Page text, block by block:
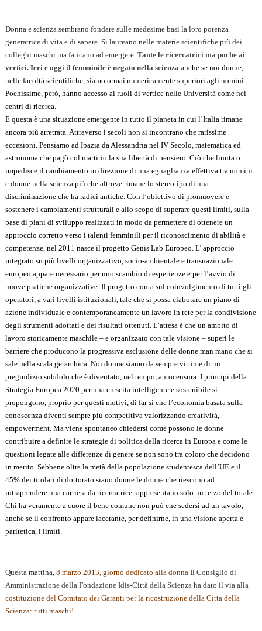
Donna e scienza sembrano fondare sulle medesime basi la loro potenza
generatrice di vita e di sapere. Si laureano nelle materie scientifiche più dei
colleghi maschi ma faticano ad emergere.Tante le ricercatrici ma poche ai
vertici. Ieri e oggi il femminile è negato nella scienza anche se noi donne,
nelle facoltà scientifiche, siamo ormai numericamente superiori agli uomini.
Pochissime, però, hanno accesso ai ruoli di vertice nelle Università come nei
centri di ricerca.
E questa è una situazione emergente in tutto il pianeta in cui l’Italia rimane
ancora più arretrata. Attraverso i secoli non si incontrano che rarissime
eccezioni. Pensiamo ad Ipazia da Alessandria nel IV Secolo, matematica ed
astronoma che pagò col martirio la sua libertà di pensiero. Ciò che limita o
impedisce il cambiamento in direzione di una eguaglianza effettiva tra uomini
e donne nella scienza più che altrove rimane lo stereotipo di una
discriminazione che ha radici antiche. Con l’obiettivo di promuovere e
sostenere i cambiamenti strutturali e allo scopo di superare questi limiti, sulla
base di piani di sviluppo realizzati in modo da permettere di ottenere un
approccio corretto verso i talenti femminili per il riconoscimento di abilità e
competenze, nel 2011 nasce il progetto Genis Lab Europeo. L’ approccio
integrato su più livelli organizzativo, socio-ambientale e transnazionale
europeo appare necessario per uno scambio di esperienze e per l’avvio di
nuove pratiche organizzative. Il progetto conta sul coinvolgimento di tutti gli
operatori, a vari livelli istituzionali, tale che si possa elaborare un piano di
azione individuale e contemporaneamente un lavoro in rete per la condivisione
degli strumenti adottati e dei risultati ottenuti. L’attesa è che un ambito di
lavoro storicamente maschile – e organizzato con tale visione – superi le
barriere che producono la progressiva esclusione delle donne man mano che si
sale nella scala gerarchica. Noi donne siamo da sempre vittime di un
pregiudizio subdolo che è diventato, nel tempo, autocensura. I principi della
Strategia Europea 2020 per una crescita intelligente e sostenibile si
propongono, proprio per questi motivi, di far si che l’economia basata sulla
conoscenza diventi sempre più competitiva valorizzando creatività,
empowerment. Ma viene spontaneo chiedersi come possono le donne
contribuire a definire le strategie di politica della ricerca in Europa e come le
questioni legate alle differenze di genere se non sono tra coloro che decidono
in merito. Sebbene oltre la metà della popolazione studentesca dell’UE e il
45% dei titolari di dottorato siano donne le donne che riescono ad
intraprendere una carriera da ricercatrice rappresentano solo un terzo del totale.
Chi ha veramente a cuore il bene comune non può che sedersi ad un tavolo,
anche se il confronto appare lacerante, per definirne, in una visione aperta e
paritetica, i limiti.
Questa mattina, 8 marzo 2013, giorno dedicato alla donna Il Consiglio di
Amministrazione della Fondazione Idis-Città della Scienza ha dato il via alla
costituzione del Comitato dei Garanti per la ricostruzione della Citta della
Scienza: tutti maschi!